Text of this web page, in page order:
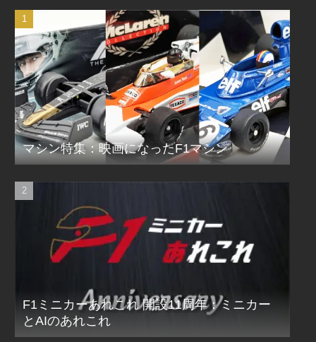
マシン特集：映画になったF1マシン
F1ミニカーあれこれ 開設11周年：ミニカー
とAIのあれこれ